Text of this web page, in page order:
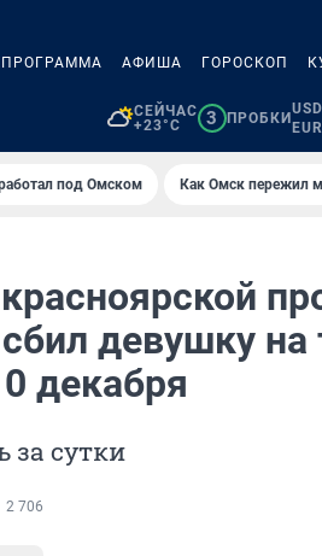
АФИША ГОРОСКОП
СЕЙЧАС
+23°C
3 ПРОБКИ
под Омском Как Омск пережил
девушку на
декабря
за сутки
2 706